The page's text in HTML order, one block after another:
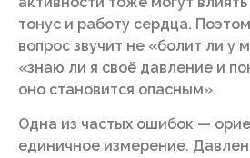
тонус и работу сердца.
вопрос звучит не «болит ли у
«знаю ли я своё давление и
оно становится опасным».
Одна из частых ошибок —
единичное измерение.